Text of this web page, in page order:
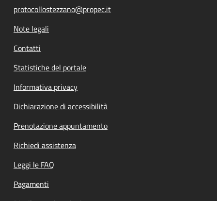
protocollostezzano@propec.it
Note legali
Contatti
Statistiche del portale
Informativa privacy
Dichiarazione di accessibilità
Prenotazione appuntamento
Richiedi assistenza
Leggi le FAQ
Pagamenti